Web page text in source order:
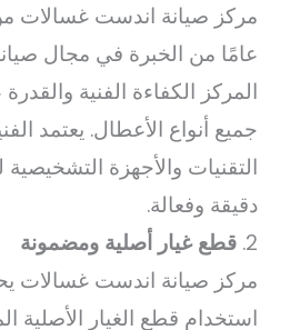
عامًا من الخبرة في مجال
المركز الكفاءة الفنية
جميع أنواع الأعطال. يعتمد
التقنيات والأجهزة
دقيقة وفعالة.
2. قطع غيار أصلية ومضمونة
مركز صيانة اندست غسالات
استخدام قطع الغيار الأصلية